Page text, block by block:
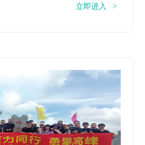
立即进入 >